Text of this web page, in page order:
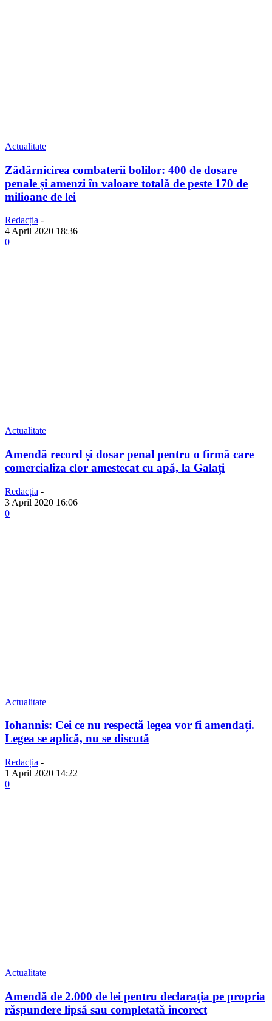
Actualitate
Zădărnicirea combaterii bolilor: 400 de dosare
penale și amenzi în valoare totală de peste 170 de
milioane de lei
Redacția -
4 April 2020 18:36
0
Actualitate
Amendă record și dosar penal pentru o firmă care
comercializa clor amestecat cu apă, la Galați
Redacția -
3 April 2020 16:06
0
Actualitate
Iohannis: Cei ce nu respectă legea vor fi amendați.
Legea se aplică, nu se discută
Redacția -
1 April 2020 14:22
0
Actualitate
Amendă de 2.000 de lei pentru declaraţia pe propria
răspundere lipsă sau completată incorect